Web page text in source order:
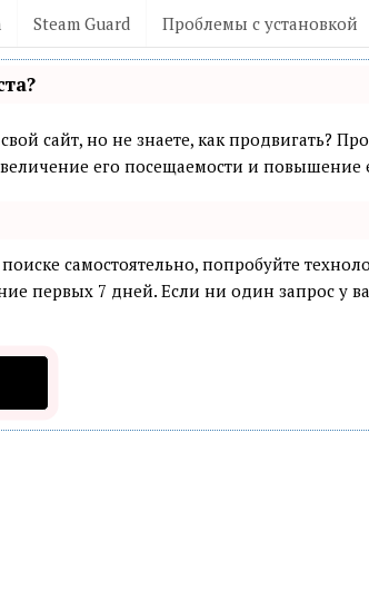
Steam Guard Проблемы с установкой
сайт, но не знаете, как продвигать?
его посещаемости и повышение
самостоятельно, попробуйте
первых 7 дней. Если ни один запрос у